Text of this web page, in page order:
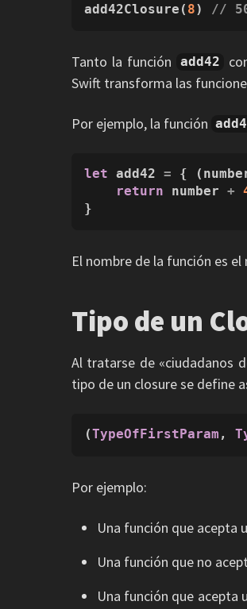
add42Closure( 8) //
Tanto la función add42
Swift transforma las
Por ejemplo, la función
let add42 = {
return number +
}
El nombre de la función es
Tipo de un
Al tratarse de «ciudadanos
tipo de un closure se define
(TypeOfFirstParam ,
Por ejemplo:
Una función que acepta
Una función que no
Una función que acepta